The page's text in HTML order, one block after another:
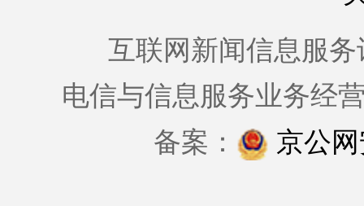
互联网新闻信息服务
电信与信息服务业务经
备案：
京公网